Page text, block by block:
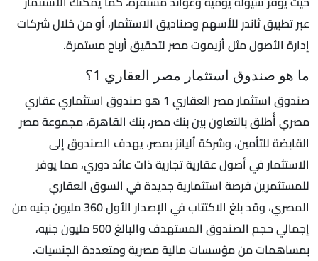
عبر تطبيق ثاندر للأسهم وصناديق الاستثمار، أو من خلال شركات
إدارة الأصول مثل أزيموت مصر لتحقيق أرباح مستمرة.
ما هو صندوق استثمار مصر العقاري 1؟
صندوق استثمار مصر العقاري 1 هو صندوق استثماري عقاري
مصري أُطلق بالتعاون بين بنك مصر، بنك القاهرة، مجموعة مصر
القابضة للتأمين، وشركة أليانز بمصر، يهدف الصندوق إلى
الاستثمار في أصول عقارية تجارية ذات عائد دوري، مما يوفر
للمستثمرين فرصة استثمارية جديدة في السوق العقاري
المصري، وقد بلغ الاكتتاب في الإصدار الأول 360 مليون جنيه من
إجمالي حجم الصندوق المستهدف والبالغ 500 مليون جنيه،
بمساهمات من مؤسسات مالية مصرية ومتعددة الجنسيات.